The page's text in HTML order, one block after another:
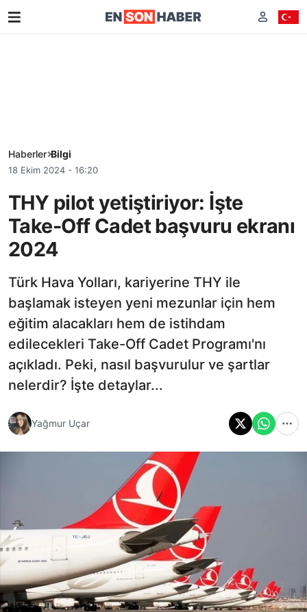
Haberler Bilgi
18 Ekim 2024 - 16:20
THY pilot yetiştiriyor: İşte
Take-Off Cadet başvuru ekranı
2024
Türk Hava Yolları, kariyerine THY ile
başlamak isteyen yeni mezunlar için hem
eğitim alacakları hem de istihdam
edilecekleri Take-Off Cadet Programı'nı
açıkladı. Peki, nasıl başvurulur ve şartlar
nelerdir? İşte detaylar...
Yağmur Uçar